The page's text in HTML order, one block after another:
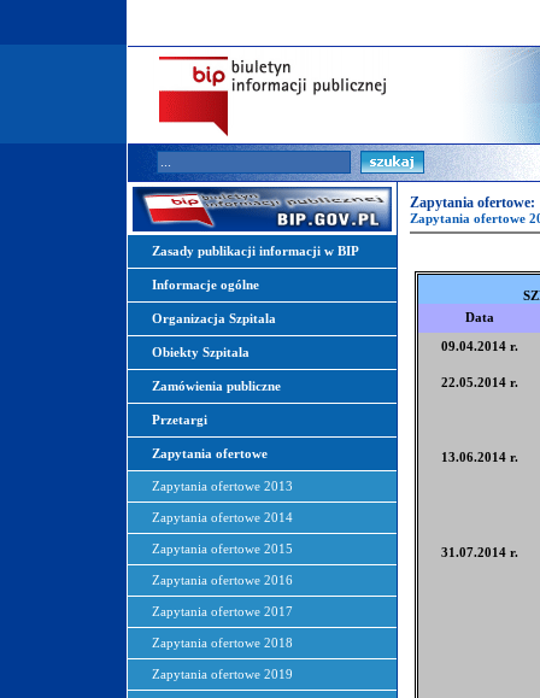
Zasady publikacji informacji w BIP
Informacje ogólne
Organizacja Szpitala
Obiekty Szpitala
Zamówienia publiczne
Przetargi
Zapytania ofertowe
Zapytania ofertowe 2013
Zapytania ofertowe 2014
Zapytania ofertowe 2015
Zapytania ofertowe 2016
Zapytania ofertowe 2017
Zapytania ofertowe 2018
Zapytania ofertowe 2019
Zapytania ofertowe:
Zapytania ofertowe
Data
09.04.2014 r.
22.05.2014 r.
13.06.2014 r.
31.07.2014 r.